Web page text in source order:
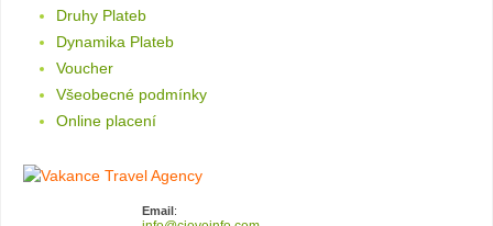
Druhy Plateb
Dynamika Plateb
Voucher
Všeobecné podmínky
Online placení
Email :